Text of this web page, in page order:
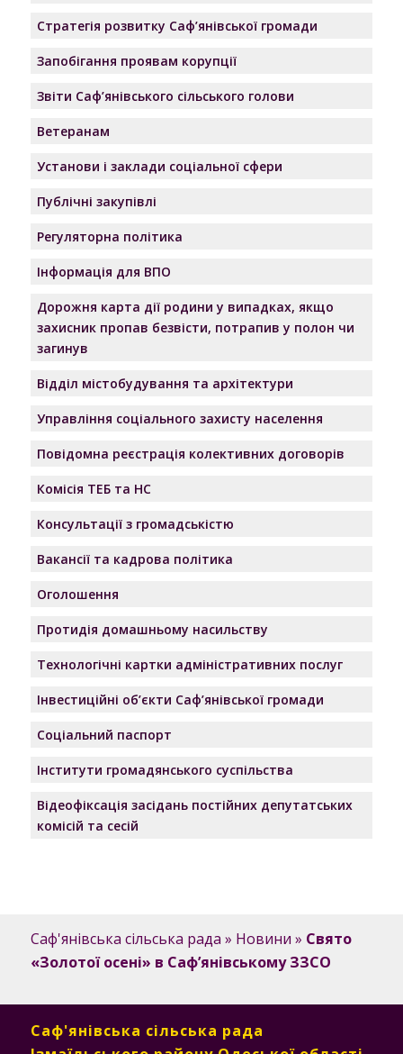
Стратегія розвитку Саф’янівської громади
Запобігання проявам корупції
Звіти Саф’янівського сільського голови
Ветеранам
Установи і заклади соціальної сфери
Публічні закупівлі
Регуляторна політика
Інформація для ВПО
Дорожня карта дії родини у випадках, якщо
захисник пропав безвісти, потрапив у полон чи
загинув
Відділ містобудування та архітектури
Управління соціального захисту населення
Повідомна реєстрація колективних договорів
Комісія ТЕБ та НС
Консультації з громадськістю
Вакансії та кадрова політика
Оголошення
Протидія домашньому насильству
Технологічні картки адміністративних послуг
Інвестиційні об’єкти Саф’янівської громади
Соціальний паспорт
Інститути громадянського суспільства
Відеофіксація засідань постійних депутатських
комісій та сесій
Саф'янівська сільська рада » Новини » Свято
«Золотої осені» в Саф’янівському ЗЗСО
Саф'янівська сільська рада